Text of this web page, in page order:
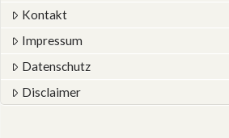
Kontakt
Impressum
Datenschutz
Disclaimer